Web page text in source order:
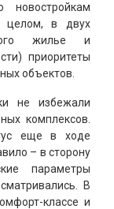
новостройкам
целом, в двух
жилье и
приоритеты
объектов.
не избежали
комплексов.
еще в ходе
– в сторону
параметры
В
классе и